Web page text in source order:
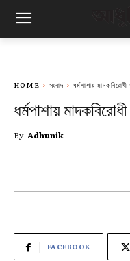
HOME সংবাদ ধর্মপাশায়
ধর্মপাশায়
By Adhunik
FACEBOOK